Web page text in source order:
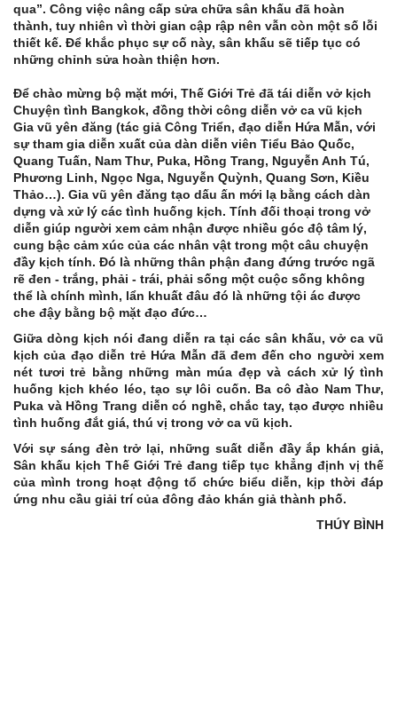
qua”. Công việc nâng cấp sửa chữa sân khấu đã hoàn
thành, tuy nhiên vì thời gian cập rập nên vẫn còn một số lỗi
thiết kế. Để khắc phục sự cố này, sân khấu sẽ tiếp tục có
những chỉnh sửa hoàn thiện hơn.
Để chào mừng bộ mặt mới, Thế Giới Trẻ đã tái diễn vở kịch
Chuyện tình Bangkok, đồng thời công diễn vở ca vũ kịch
Gia vũ yên đăng (tác giả Công Triển, đạo diễn Hứa Mẫn, với
sự tham gia diễn xuất của dàn diễn viên Tiểu Bảo Quốc,
Quang Tuấn, Nam Thư, Puka, Hồng Trang, Nguyễn Anh Tú,
Phương Linh, Ngọc Nga, Nguyễn Quỳnh, Quang Sơn, Kiều
Thảo…). Gia vũ yên đăng tạo dấu ấn mới lạ bằng cách dàn
dựng và xử lý các tình huống kịch. Tính đối thoại trong vở
diễn giúp người xem cảm nhận được nhiều góc độ tâm lý,
cung bậc cảm xúc của các nhân vật trong một câu chuyện
đầy kịch tính. Đó là những thân phận đang đứng trước ngã
rẽ đen - trắng, phải - trái, phải sống một cuộc sống không
thể là chính mình, lẩn khuất đâu đó là những tội ác được
che đậy bằng bộ mặt đạo đức…
Giữa dòng kịch nói đang diễn ra tại các sân khấu, vở ca vũ
kịch của đạo diễn trẻ Hứa Mẫn đã đem đến cho người xem
nét tươi trẻ bằng những màn múa đẹp và cách xử lý tình
huống kịch khéo léo, tạo sự lôi cuốn. Ba cô đào Nam Thư,
Puka và Hồng Trang diễn có nghề, chắc tay, tạo được nhiều
tình huống đắt giá, thú vị trong vở ca vũ kịch.
Với sự sáng đèn trở lại, những suất diễn đầy ắp khán giả,
Sân khấu kịch Thế Giới Trẻ đang tiếp tục khẳng định vị thế
của mình trong hoạt động tổ chức biểu diễn, kịp thời đáp
ứng nhu cầu giải trí của đông đảo khán giả thành phố.
THÚY BÌNH